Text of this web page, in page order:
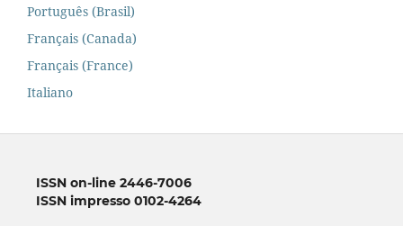
Português (Brasil)
Français (Canada)
Français (France)
Italiano
ISSN on-line 2446-7006
ISSN impresso 0102-4264